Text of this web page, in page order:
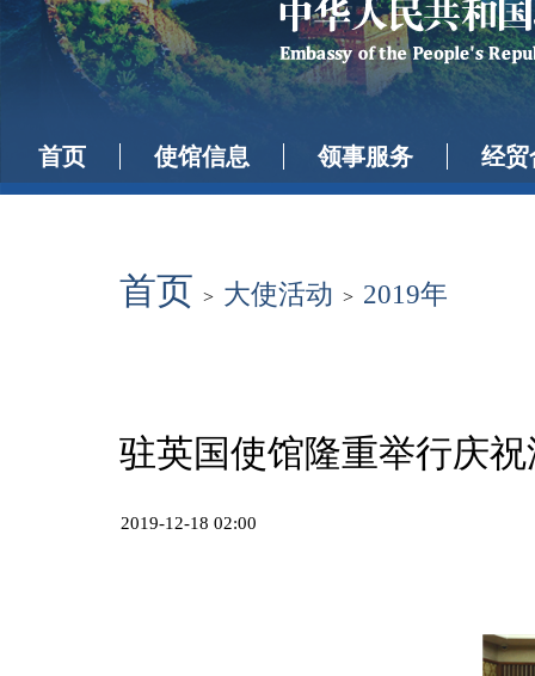
首页 使馆信息 领事服务 经贸
首页 > 大使活动 > 2019年
驻英国使馆隆重举行庆
2019-12-18 02:00